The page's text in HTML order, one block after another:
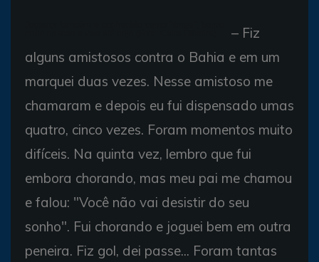
– Fiz
alguns amistosos contra o Bahia e em um
marquei duas vezes. Nesse amistoso me
chamaram e depois eu fui dispensado umas
quatro, cinco vezes. Foram momentos muito
difíceis. Na quinta vez, lembro que fui
embora chorando, mas meu pai me chamou
e falou: "Você não vai desistir do seu
sonho". Fui chorando e joguei bem em outra
peneira. Fiz gol, dei passe... Foram tantas